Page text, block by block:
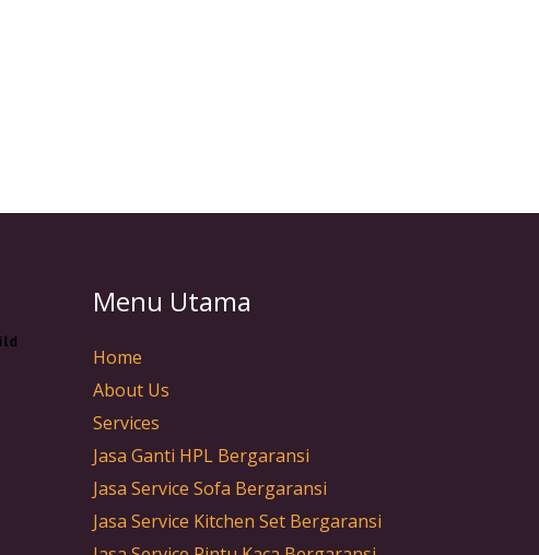
Menu Utama
Home
About Us
Services
Jasa Ganti HPL Bergaransi
Jasa Service Sofa Bergaransi
Jasa Service Kitchen Set Bergaransi